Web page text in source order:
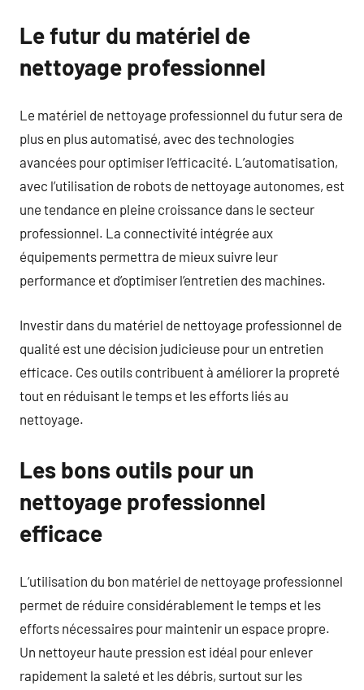
Le futur du matériel de
nettoyage professionnel
Le matériel de nettoyage professionnel du futur sera de
plus en plus automatisé, avec des technologies
avancées pour optimiser l’efficacité. L’automatisation,
avec l’utilisation de robots de nettoyage autonomes, est
une tendance en pleine croissance dans le secteur
professionnel. La connectivité intégrée aux
équipements permettra de mieux suivre leur
performance et d’optimiser l’entretien des machines.
Investir dans du matériel de nettoyage professionnel de
qualité est une décision judicieuse pour un entretien
efficace. Ces outils contribuent à améliorer la propreté
tout en réduisant le temps et les efforts liés au
nettoyage.
Les bons outils pour un
nettoyage professionnel
efficace
L’utilisation du bon matériel de nettoyage professionnel
permet de réduire considérablement le temps et les
efforts nécessaires pour maintenir un espace propre.
Un nettoyeur haute pression est idéal pour enlever
rapidement la saleté et les débris, surtout sur les